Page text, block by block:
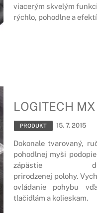
viacerým skvelým
rýchlo, pohodlne a
LOGITECH
PRODUKT 15. 7. 2015
Dokonale tvarovaný,
pohodlnej myši
zápästie
prirodzenej polohy.
ovládanie pohybu
tlačidlám a kolieskam.